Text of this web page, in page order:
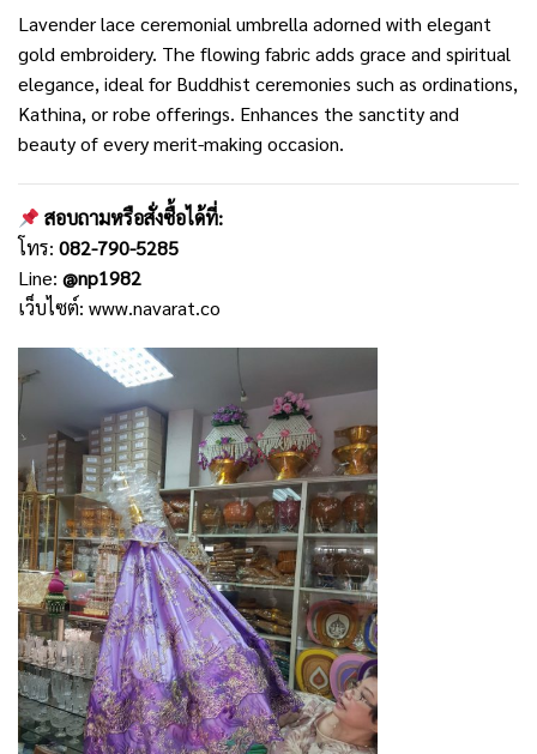
Lavender lace ceremonial umbrella adorned with elegant
gold embroidery. The flowing fabric adds grace and spiritual
elegance, ideal for Buddhist ceremonies such as ordinations,
Kathina, or robe offerings. Enhances the sanctity and
beauty of every merit-making occasion.
สอบถามหรือสั่งซื้อได้ที่:
โทร: 082-790-5285
Line: @np1982
เว็บไซต์: www.navarat.co